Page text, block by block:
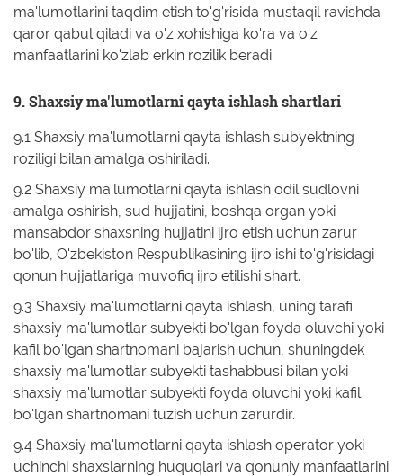
ma'lumotlarini taqdim etish to'g'risida mustaqil ravishda
qaror qabul qiladi va o'z xohishiga ko'ra va o'z
manfaatlarini ko'zlab erkin rozilik beradi.
9. Shaxsiy ma'lumotlarni qayta ishlash shartlari
9.1 Shaxsiy ma'lumotlarni qayta ishlash subyektning
roziligi bilan amalga oshiriladi.
9.2 Shaxsiy ma'lumotlarni qayta ishlash odil sudlovni
amalga oshirish, sud hujjatini, boshqa organ yoki
mansabdor shaxsning hujjatini ijro etish uchun zarur
bo'lib, O'zbekiston Respublikasining ijro ishi to'g'risidagi
qonun hujjatlariga muvofiq ijro etilishi shart.
9.3 Shaxsiy ma'lumotlarni qayta ishlash, uning tarafi
shaxsiy ma'lumotlar subyekti bo'lgan foyda oluvchi yoki
kafil bo'lgan shartnomani bajarish uchun, shuningdek
shaxsiy ma'lumotlar subyekti tashabbusi bilan yoki
shaxsiy ma'lumotlar subyekti foyda oluvchi yoki kafil
bo'lgan shartnomani tuzish uchun zarurdir.
9.4 Shaxsiy ma'lumotlarni qayta ishlash operator yoki
uchinchi shaxslarning huquqlari va qonuniy manfaatlarini